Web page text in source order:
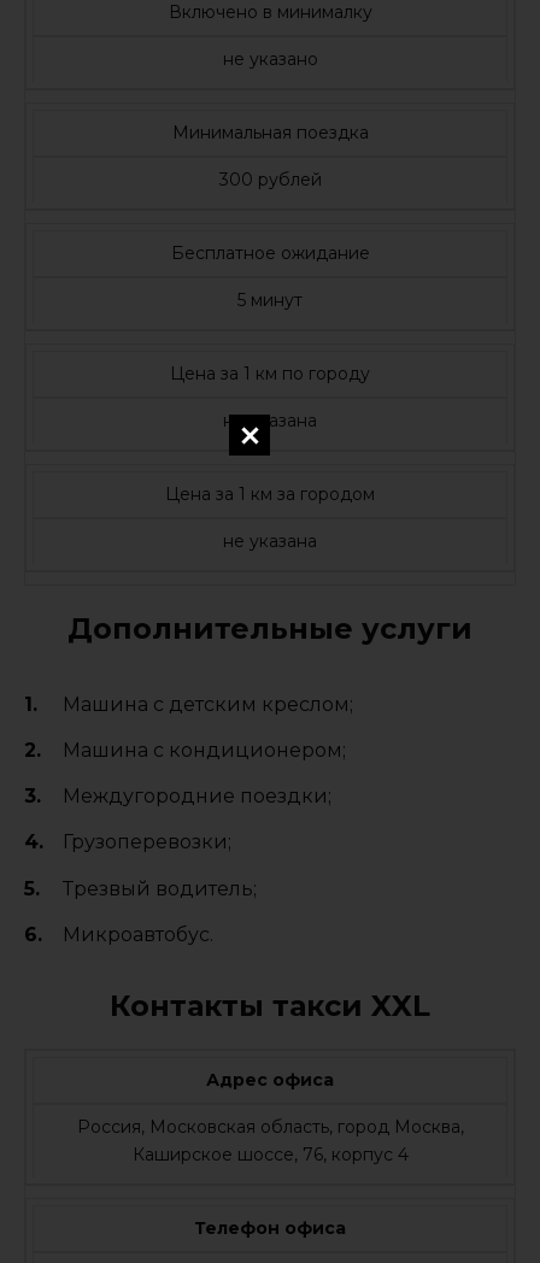
Включено в минималку
не указано
Минимальная поездка
300 рублей
Бесплатное ожидание
5 минут
Цена за 1 км по городу
не указана
Цена за 1 км за городом
не указана
Дополнительные услуги
Машина с детским креслом;
Машина с кондиционером;
Междугородние поездки;
Грузоперевозки;
Трезвый водитель;
Микроавтобус.
Контакты такси XXL
Адрес офиса
Россия, Московская область, город Москва,
Каширское шоссе, 76, корпус 4
Телефон офиса